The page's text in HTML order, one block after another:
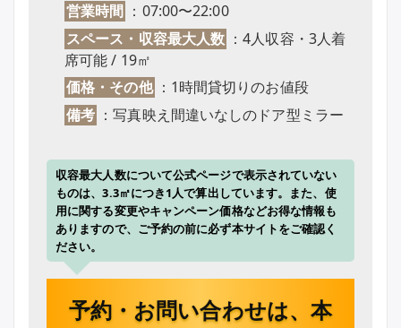
営業時間 ：07:00〜22:00
スペース・収容最大人数 ：4人収容・3人着
席可能 / 19㎡
価格・その他 ：1時間貸切りのお値段
備考 ：写真映え間違いなしのドア型ミラー
収容最大人数について公式ページで表示されていない
ものは、3.3㎡につき1人で算出しています。また、使
用に関する変更やキャンペーン価格などお得な情報も
ありますので、ご予約の前に必ず本サイトをご確認く
ださい。
予約・お問い合わせは、本